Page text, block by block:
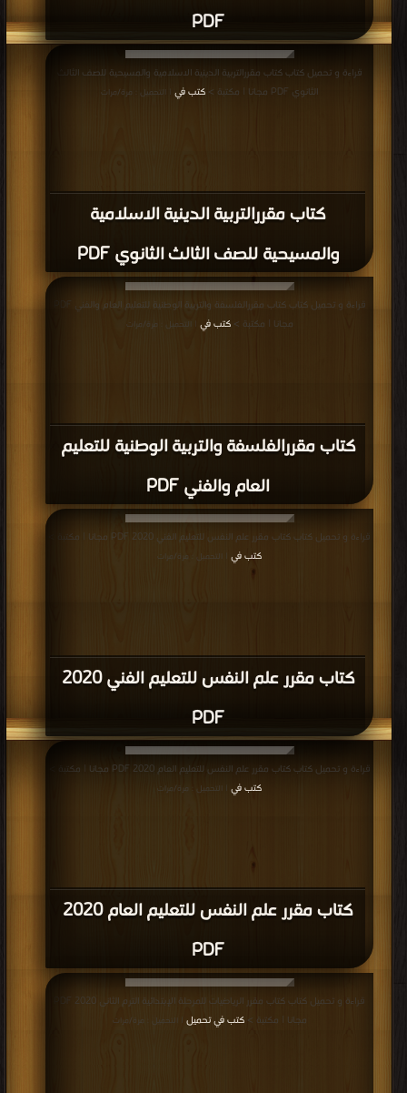
PDF
كتاب مقررالتربية الدينية الاسلامية
والمسيحية للصف الثالث الثانوي PDF
قراءة و تحميل كتاب كتاب مقررالتربية الدينية الاسلامية والمسيحية للصف الثالث
الثانوي PDF مجانا | مكتبة >
كتب في | التحميل : مرة/مرات
كتاب مقررالفلسفة والتربية الوطنية للتعليم
العام والفني PDF
مجانا | مكتبة >كتب في | التحميل : مرة/مرات
كتاب مقرر علم النفس للتعليم الفني 2020
PDF
قراءة و تحميل كتاب كتاب مقرر علم النفس للتعليم الفني 2020 PDF مجانا | مكتبة >
كتب في
| التحميل : مرة/مرات
كتاب مقرر علم النفس للتعليم العام 2020
PDF
قراءة و تحميل كتاب كتاب مقرر علم النفس للتعليم العام 2020 PDF مجانا | مكتبة >
كتب في
| التحميل : مرة/مرات
مجانا | مكتبة >كتب في تحميل | التحميل : مرة/مرات